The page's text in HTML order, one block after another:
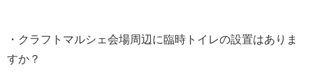
・クラフトマルシェ会場周辺に臨時トイレの設置はありま
すか？